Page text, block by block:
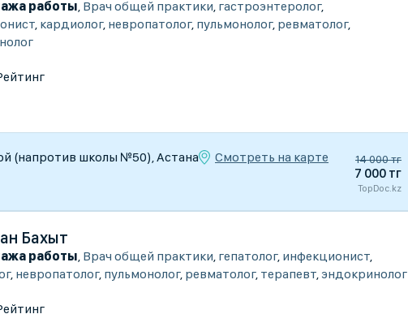
работы, Врач общей практики, гастроэнтеролог,
, кардиолог, невропатолог, пульмонолог, ревматолог,
(напротив школы №50), Астана
Смотреть на карте
14 000 тг
7 000 тг
TopDoc.kz
Бахыт
работы, Врач общей практики, гепатолог, инфекционист,
, невропатолог, пульмонолог, ревматолог, терапевт, эндокринолог